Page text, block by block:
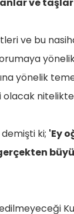
ve bu
yönelik
olacak
ki; 'Ey